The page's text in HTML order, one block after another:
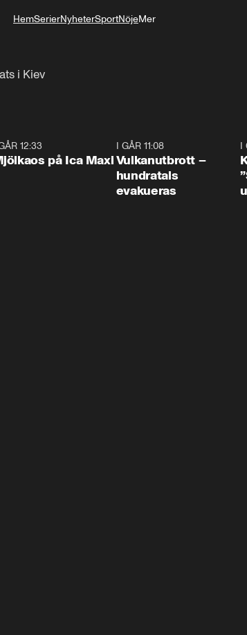
HemSerierNyheterSportNöjeMer
i Kiev
12:33
på Ica Maxi
I GÅR 11:08
Vulkanutbrott –
hundratals
evakueras
I